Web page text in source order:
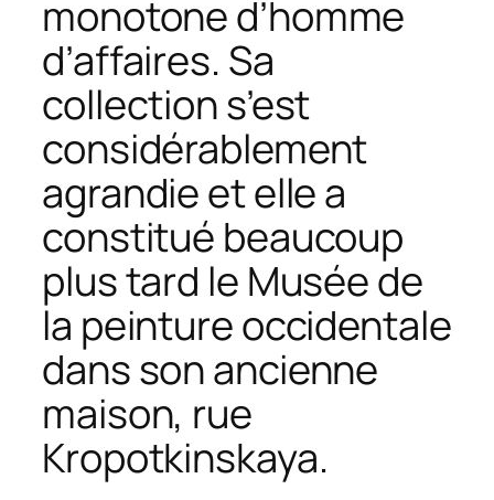
monotone d’homme
d’affaires. Sa
collection s’est
considérablement
agrandie et elle a
constitué beaucoup
plus tard le Musée de
la peinture occidentale
dans son ancienne
maison, rue
Kropotkinskaya.